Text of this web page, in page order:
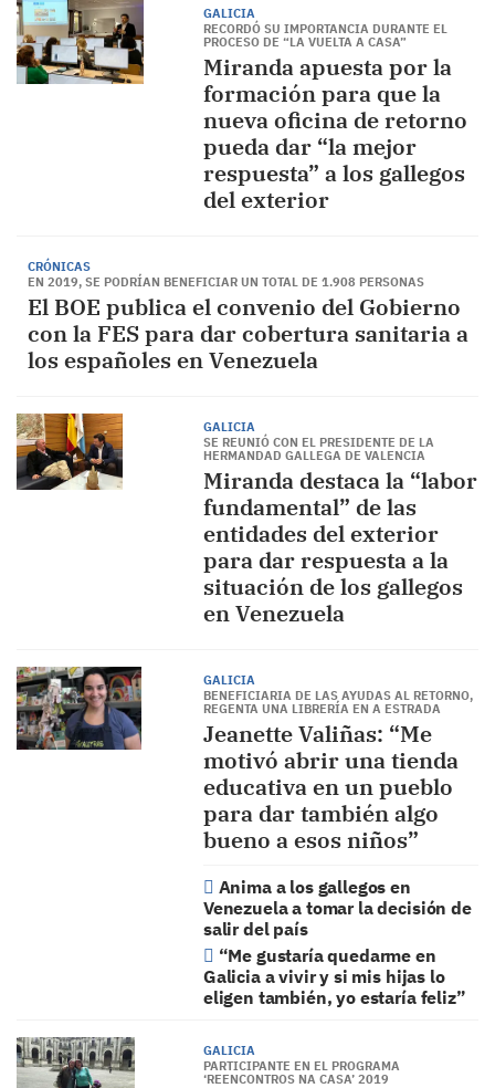
GALICIA
RECORDÓ SU IMPORTANCIA DURANTE EL
PROCESO DE “LA VUELTA A CASA”
Miranda apuesta por la
formación para que la
nueva oficina de retorno
pueda dar “la mejor
respuesta” a los gallegos
del exterior
CRÓNICAS
EN 2019, SE PODRÍAN BENEFICIAR UN TOTAL DE 1.908 PERSONAS
El BOE publica el convenio del Gobierno
con la FES para dar cobertura sanitaria a
los españoles en Venezuela
GALICIA
SE REUNIÓ CON EL PRESIDENTE DE LA
HERMANDAD GALLEGA DE VALENCIA
Miranda destaca la “labor
fundamental” de las
entidades del exterior
para dar respuesta a la
situación de los gallegos
en Venezuela
GALICIA
BENEFICIARIA DE LAS AYUDAS AL RETORNO,
REGENTA UNA LIBRERÍA EN A ESTRADA
Jeanette Valiñas: “Me
motivó abrir una tienda
educativa en un pueblo
para dar también algo
bueno a esos niños”
Anima a los gallegos en
Venezuela a tomar la decisión de
salir del país
“Me gustaría quedarme en
Galicia a vivir y si mis hijas lo
eligen también, yo estaría feliz”
GALICIA
PARTICIPANTE EN EL PROGRAMA
‘REENCONTROS NA CASA’ 2019